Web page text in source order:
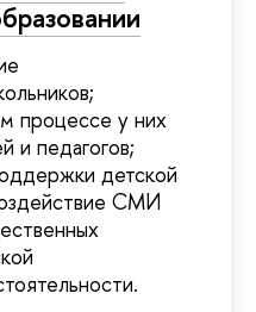
процессе у них
и педагогов;
детской
СМИ